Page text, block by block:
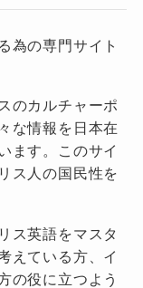
為の専門サイト
のカルチャーポ
な情報を日本在
ます。このサイ
ス人の国民性を
ス英語をマスタ
えている方、イ
の役に立つよう